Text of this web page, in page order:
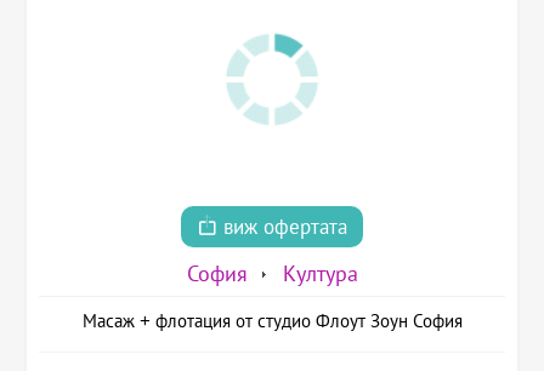
виж офертата
София Култура
Масаж + флотация от студио Флоут Зоун София